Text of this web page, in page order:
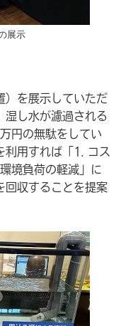
展示
）を展示していただ
湿し水が濾過される
円の無駄をしてい
利用すれば「1. コス
境負荷の軽減」に
回収することを提案